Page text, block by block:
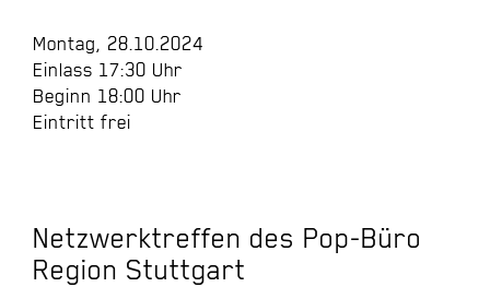
Montag, 28.10.2024
Einlass 17:30 Uhr
Beginn 18:00 Uhr
Eintritt frei
Netzwerktreffen des Pop-Büro
Region Stuttgart